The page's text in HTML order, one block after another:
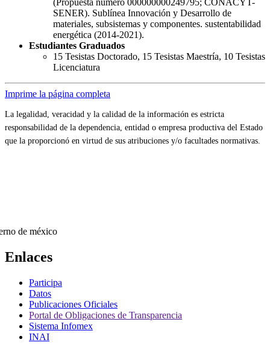
SENER). Sublínea Innovación y Desarrollo de
materiales, subsistemas y componentes. sustentabilidad
energética (2014-2021).
Estudiantes Graduados
15 Tesistas Doctorado, 15 Tesistas Maestría, 10 Tesistas
Licenciatura
Imprime la página completa
La legalidad, veracidad y la calidad de la información es estricta
responsabilidad de la dependencia, entidad o empresa productiva del Estado
que la proporcionó en virtud de sus atribuciones y/o facultades normativas.
Enlaces
Participa
Datos
Publicaciones Oficiales
Portal de Obligaciones de Transparencia
Sistema Infomex
INAI